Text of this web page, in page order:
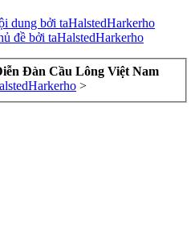
dung bởi taHalstedHarkerho
đề bởi taHalstedHarkerho
Đàn Cầu Lông Việt Nam
>